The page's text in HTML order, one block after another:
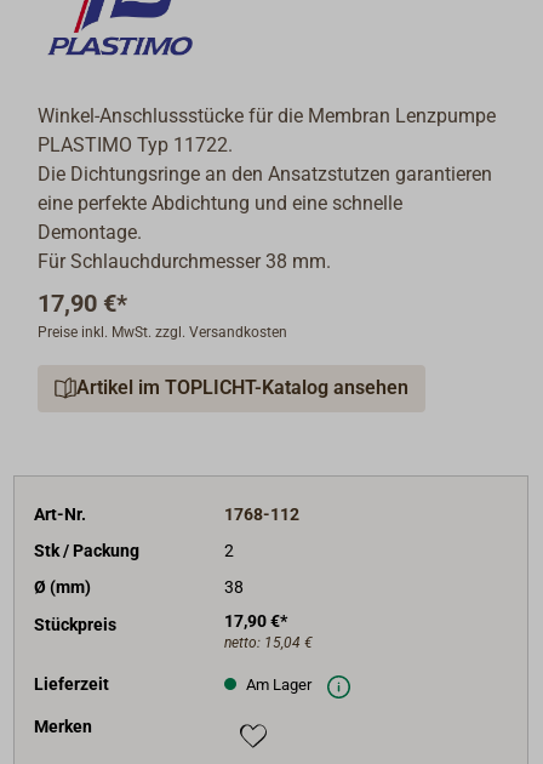
Winkel-Anschlussstücke für die Membran Lenzpumpe
PLASTIMO Typ 11722.
Die Dichtungsringe an den Ansatzstutzen garantieren
eine perfekte Abdichtung und eine schnelle
Demontage.
Für Schlauchdurchmesser 38 mm.
17,90 €*
Preise inkl. MwSt. zzgl. Versandkosten
Artikel im TOPLICHT-Katalog ansehen
Art-Nr.
1768-112
Stk / Packung
2
Ø (mm)
38
Stückpreis
17,90 €*
netto: 15,04 €
Lieferzeit Am Lager
Merken